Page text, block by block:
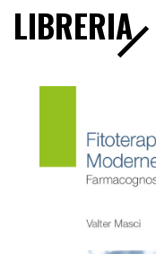
LIBRERIA